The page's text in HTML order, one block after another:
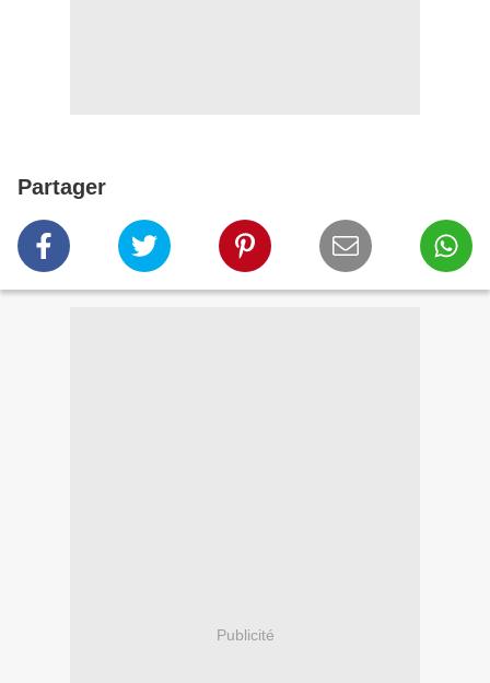
Partager
Publicité